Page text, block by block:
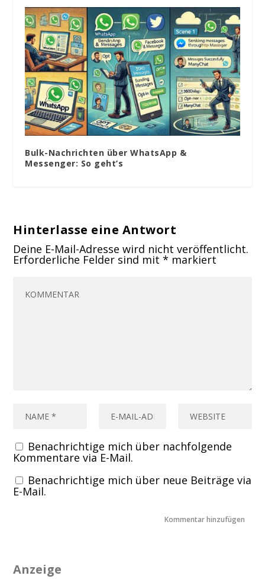
Bulk-Nachrichten über WhatsApp &
Messenger: So geht’s
Hinterlasse eine Antwort
Deine E-Mail-Adresse wird nicht veröffentlicht.
Erforderliche Felder sind mit* markiert
Benachrichtige mich über nachfolgende
Kommentare via E-Mail.
Benachrichtige mich über neue Beiträge via
E-Mail.
Anzeige